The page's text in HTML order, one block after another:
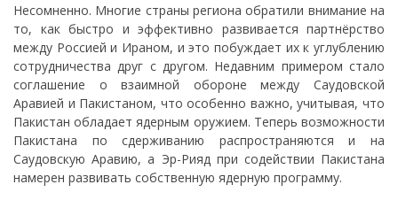
Несомненно. Многие страны региона обратили внимание на
то, как быстро и эффективно развивается партнёрство
между Россией и Ираном, и это побуждает их к углублению
сотрудничества друг с другом. Недавним примером стало
соглашение о взаимной обороне между Саудовской
Аравией и Пакистаном, что особенно важно, учитывая, что
Пакистан обладает ядерным оружием. Теперь возможности
Пакистана по сдерживанию распространяются и на
Саудовскую Аравию, а Эр-Рияд при содействии Пакистана
намерен развивать собственную ядерную программу.